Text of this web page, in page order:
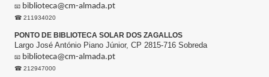
📧 biblioteca@cm-almada.pt
☎ 211934020
PONTO DE BIBLIOTECA SOLAR DOS ZAGALLOS
Largo José António Piano Júnior, CP 2815-716 Sobreda
📧 biblioteca@cm-almada.pt
☎ 212947000